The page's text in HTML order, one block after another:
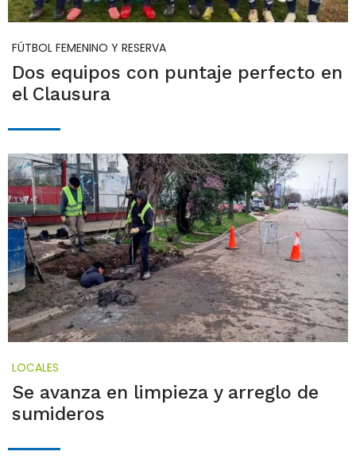
FÚTBOL FEMENINO Y RESERVA
Dos equipos con puntaje perfecto en
el Clausura
LOCALES
Se avanza en limpieza y arreglo de
sumideros